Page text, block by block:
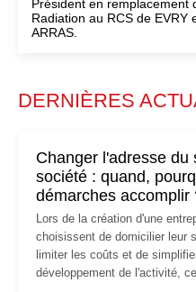
Président en remplacement
Radiation au RCS de EVRY
ARRAS.
DERNIÈRES
Changer l'adresse du
société : quand,
démarches accomplir
Lors de la création d'une
choisissent de domicilier leur
limiter les coûts et de
développement de l'activité,